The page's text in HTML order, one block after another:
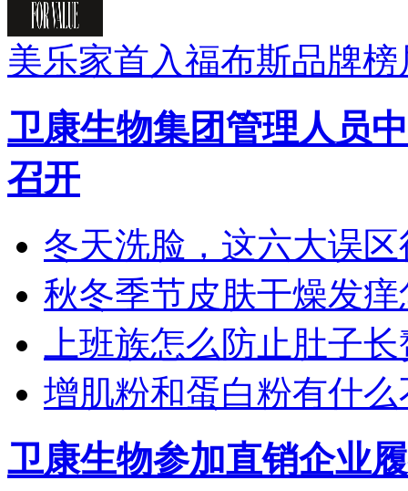
美乐家首入福布斯品牌
卫康生物集团管理人员
召开
冬天洗脸，这六大误
秋冬季节皮肤干燥发痒
上班族怎么防止肚子
增肌粉和蛋白粉有什么
卫康生物参加直销企业